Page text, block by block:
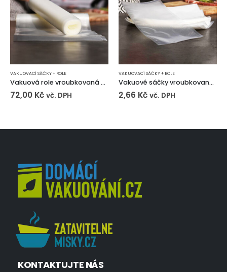
VAKUOVACÍ SÁČKY + ROLE
Vakuová role vroubkovaná 200 mm (6m)
72,00 Kč vč. DPH
VAKUOVACÍ SÁČKY + ROLE
Vakuové sáčky vroubkované 200×300 mm
2,66 Kč vč. DPH
KONTAKTUJTE NÁS